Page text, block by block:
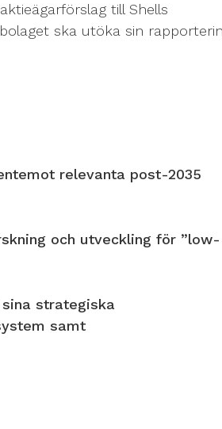
till Shells
ska utöka sin
relevanta post-2035
och utveckling för ”low-
strategiska
samt